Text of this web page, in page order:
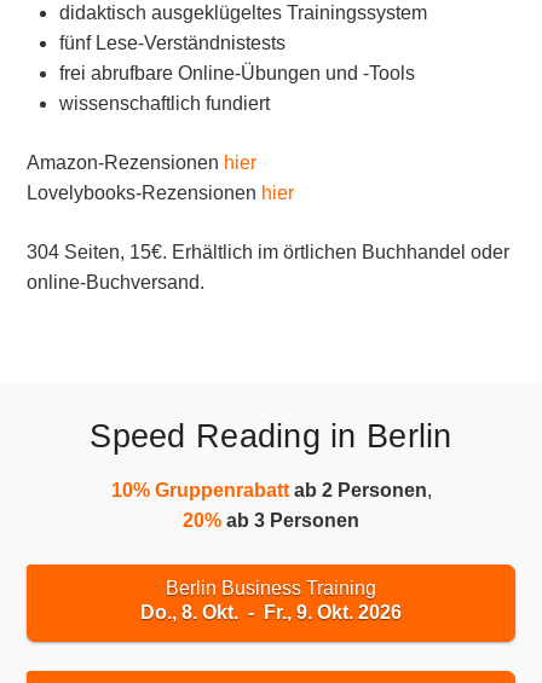
didaktisch ausgeklügeltes Trainingssystem
fünf Lese-Verständnistests
frei abrufbare Online-Übungen und -Tools
wissenschaftlich fundiert
Amazon-Rezensionen hier
Lovelybooks-Rezensionen hier
304 Seiten, 15€. Erhältlich im örtlichen Buchhandel oder
online-Buchversand.
Speed Reading in Berlin
10% Gruppenrabattab 2 Personen,
20% ab 3 Personen
Berlin Business Training
Do., 8. Okt. - Fr., 9. Okt. 2026